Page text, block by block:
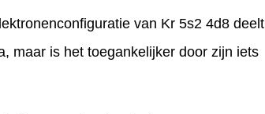
van Kr 5s2 4d8 deelt
maar is het toegankelijker door zijn iets